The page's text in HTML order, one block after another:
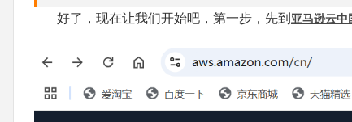
好了，现在让我们开始吧，第一步，先到 亚马逊云中